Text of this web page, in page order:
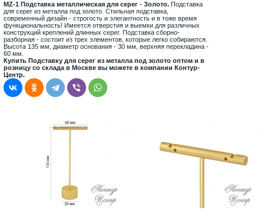
MZ-1 Подставка металлическая для серег - Золото. Подставка
для серег из металла под золото. Стильная подставка,
современный дизайн - строгость и элегантность и в тоже время
функциональность! Имеется отверстия и выемки для различных
конструкций креплений длинных серег. Подставка сборно-
разборная - состоит из трех элементов, которые легко собираются.
Высота 135 мм, диаметр основания - 30 мм, верхняя перекладина -
60 мм.
Купить Подставку для серег из металла под золото оптом и в
розницу со склада в Москве вы можете в компании Контур-
Центр.